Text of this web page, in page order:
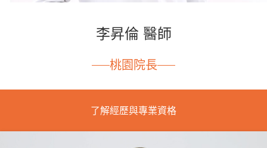
李昇倫 醫師
桃園院長
了解經歷與專業資格